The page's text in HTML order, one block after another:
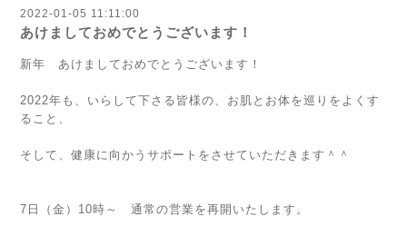
2022-01-05 11:11:00
あけましておめでとうございます！
新年 あけましておめでとうございます！
2022年も、いらして下さる皆様の、お肌とお体を巡りをよくす
ること、
そして、健康に向かうサポートをさせていただきます＾＾
7日（金）10時～ 通常の営業を再開いたします。